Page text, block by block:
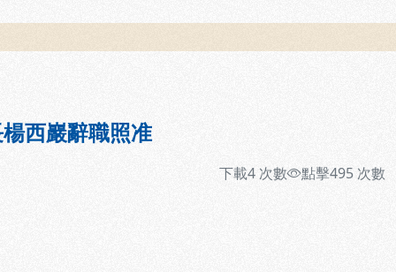
西巖辭職照准
下載4 次數 點擊495 次數